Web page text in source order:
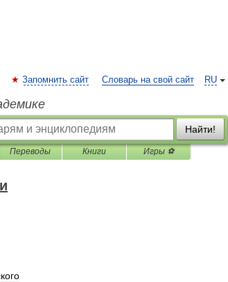
RU
Запомнить сайт Словарь на свой сайт
Найти!
Переводы Книги Игры ⚽